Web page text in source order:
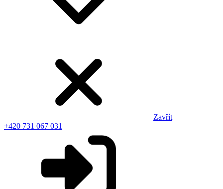
Zavřít
+420 731 067 031